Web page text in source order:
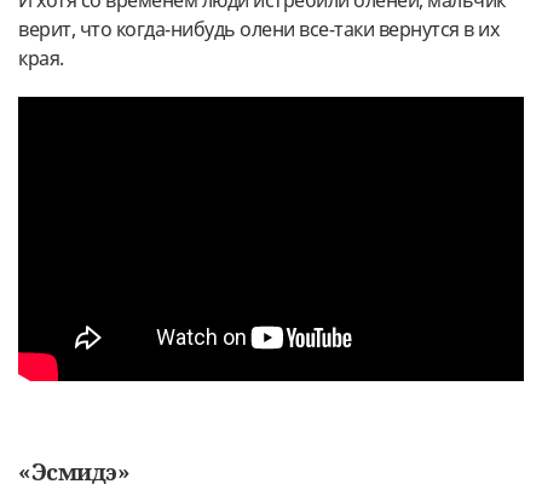
верит, что когда-нибудь олени все-таки вернутся в их
края.
«Эсмидэ»